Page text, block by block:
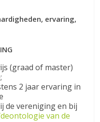
ervaring,
(graad of master)
2 jaar ervaring in
de vereniging en bij
van de